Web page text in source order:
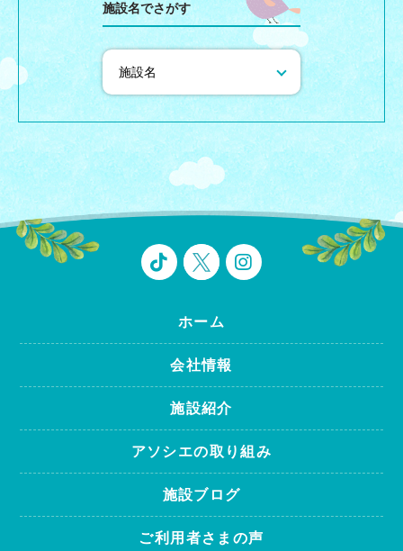
施設名でさがす
ホーム
会社情報
施設紹介
アソシエの取り組み
施設ブログ
ご利用者さまの声